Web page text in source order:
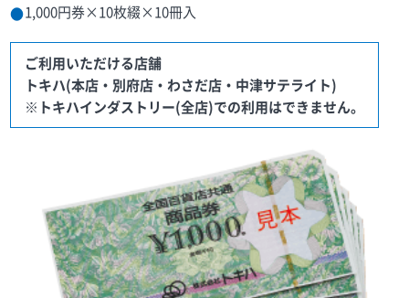
1,000円券×10枚綴×10冊入
ご利用いただける店舗
トキハ(本店・別府店・わさだ店・中津サテライト)
※トキハインダストリー(全店)での利用はできません。